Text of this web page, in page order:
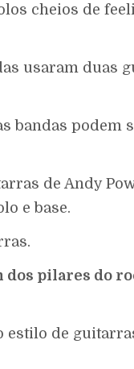
cheios de
usaram duas
podem
de Andy
e base.
dos pilares
de